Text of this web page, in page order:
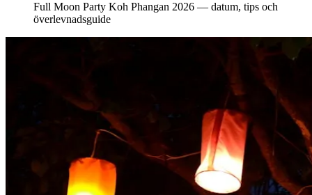
Full Moon Party Koh Phangan 2026 — datum, tips och
överlevnadsguide